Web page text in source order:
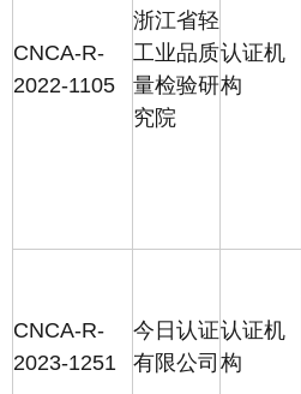
CNCA-R-
2022-1105
浙江省轻
工业品质
量检验研
究院
认证机
构
CNCA-R-
2023-1251
今日认证
有限公司
认证机
构